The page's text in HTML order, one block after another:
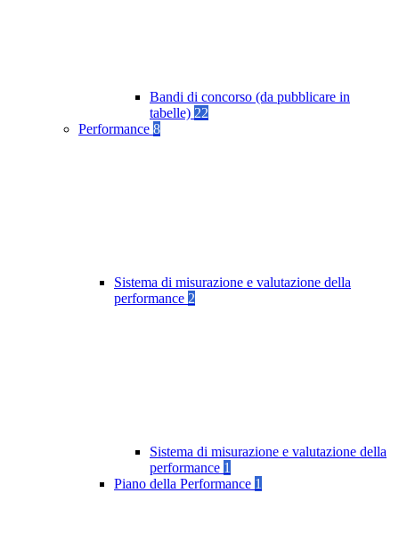
Bandi di concorso (da pubblicare in
tabelle) 22
Performance 8
Sistema di misurazione e valutazione della
performance 2
Sistema di misurazione e valutazione della
performance 1
Piano della Performance 1